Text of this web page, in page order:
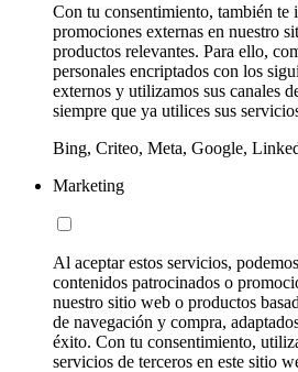
Con tu consentimiento, también te
promociones externas en nuestro
productos relevantes. Para ello,
personales encriptados con los
externos y utilizamos sus canales
siempre que ya utilices sus
Bing, Criteo, Meta, Google,
Marketing
Al aceptar estos servicios,
contenidos patrocinados o
nuestro sitio web o productos
de navegación y compra,
éxito. Con tu consentimiento,
servicios de terceros en este sitio